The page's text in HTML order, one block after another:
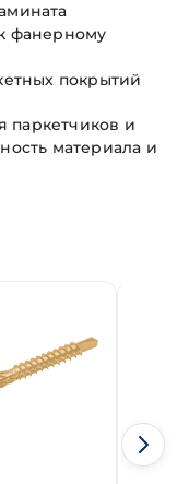
фанерному
покрытий
паркетчиков и
материала и